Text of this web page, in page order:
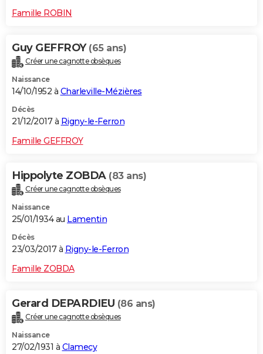
Famille ROBIN
Guy GEFFROY (65 ans)
Créer une cagnotte obsèques
Naissance
14/10/1952 à Charleville-Mézières
Décès
21/12/2017 à Rigny-le-Ferron
Famille GEFFROY
Hippolyte ZOBDA (83 ans)
Créer une cagnotte obsèques
Naissance
25/01/1934 au Lamentin
Décès
23/03/2017 à Rigny-le-Ferron
Famille ZOBDA
Gerard DEPARDIEU (86 ans)
Créer une cagnotte obsèques
Naissance
27/02/1931 à Clamecy